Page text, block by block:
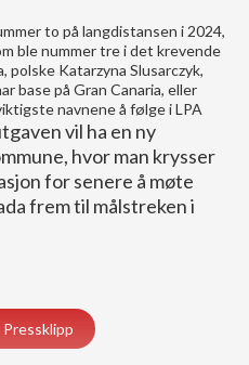
to på langdistansen i 2024,
ble nummer tre i det krevende
polske Katarzyna Slusarczyk,
base på Gran Canaria, eller
navnene å følge i LPA
vil ha en ny
hvor man krysser
for senere å møte
frem til målstreken i